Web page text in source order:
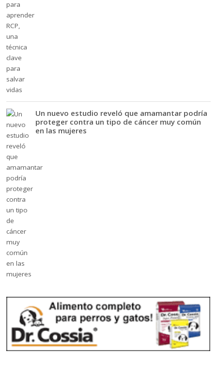
Un nuevo estudio reveló que amamantar podría
proteger contra un tipo de cáncer muy común
en las mujeres